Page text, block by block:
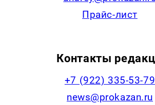
Прайс-лист
Контакты
+7 (922) 335-53-79
news@prokazan.ru